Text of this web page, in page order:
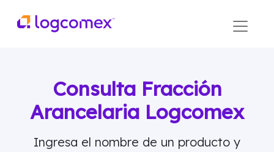
Consulta Fracción
Arancelaria Logcomex
Ingresa el nombre de un producto y